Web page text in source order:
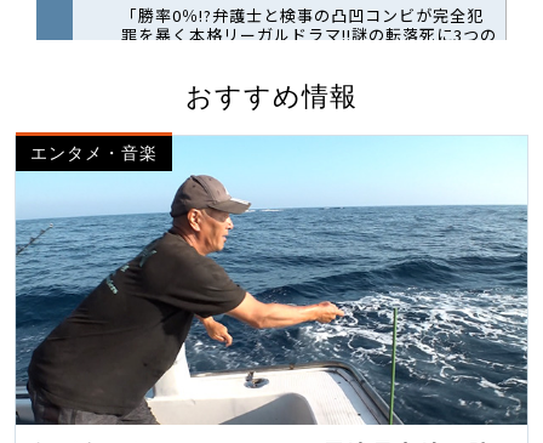
おすすめ情報
エンタメ・音楽